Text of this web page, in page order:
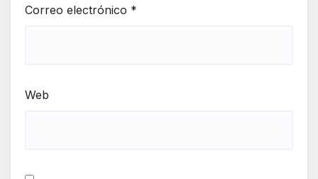
Correo electrónico *
Web